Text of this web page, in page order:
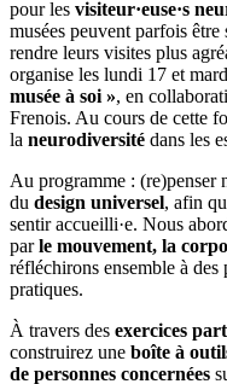
pour les visiteur·euse·s
musées peuvent parfois
rendre leurs visites plus
organise les lundi 17 et
musée à soi », en
Frenois. Au cours de cette
la neurodiversité dans les
Au programme : (re)penser
du design universel, afin
sentir accueilli·e. Nous
parle mouvement, la
réfléchirons ensemble à
pratiques.
À travers des exercices
construirez une boîte à
de personnes concernées